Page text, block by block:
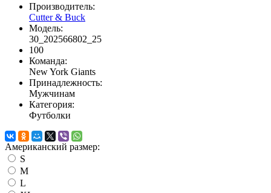
Производитель:
Cutter & Buck
Модель:
30_202566802_25
100
Команда:
New York Giants
Принадлежность:
Мужчинам
Категория:
Футболки
Американский размер:
S
M
L